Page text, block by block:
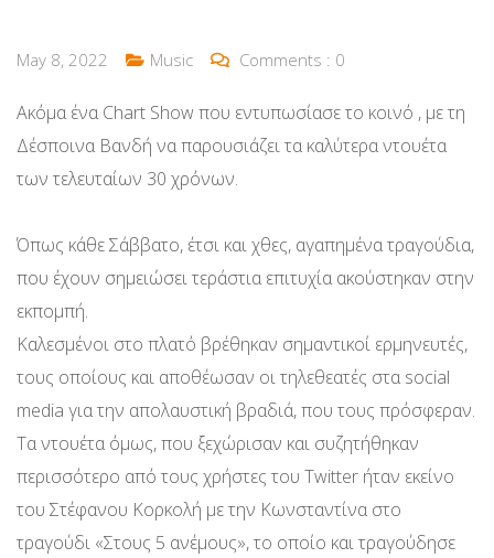
May 8, 2022 Music Comments : 0
Ακόμα ένα Chart Show που εντυπωσίασε το κοινό , με τη
Δέσποινα Βανδή να παρουσιάζει τα καλύτερα ντουέτα
των τελευταίων 30 χρόνων.
Όπως κάθε Σάββατο, έτσι και χθες, αγαπημένα τραγούδια,
που έχουν σημειώσει τεράστια επιτυχία ακούστηκαν στην
εκπομπή.
Καλεσμένοι στο πλατό βρέθηκαν σημαντικοί ερμηνευτές,
τους οποίους και αποθέωσαν οι τηλεθεατές στα social
media για την απολαυστική βραδιά, που τους πρόσφεραν.
Τα ντουέτα όμως, που ξεχώρισαν και συζητήθηκαν
περισσότερο από τους χρήστες του Twitter ήταν εκείνο
του Στέφανου Κορκολή με την Κωνσταντίνα στο
τραγούδι «Στους 5 ανέμους», το οποίο και τραγούδησε